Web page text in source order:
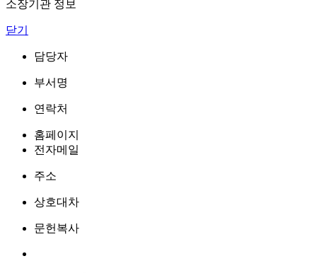
소장기관 정보
닫기
담당자
부서명
연락처
홈페이지
전자메일
주소
상호대차
문헌복사